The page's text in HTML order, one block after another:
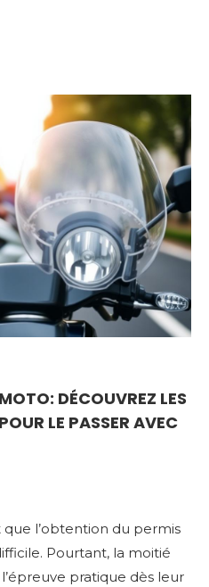
DÉCOUVREZ LES
LE PASSER AVEC
l’obtention du permis
Pourtant, la moitié
pratique dès leur